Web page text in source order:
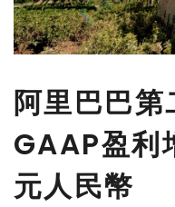
阿里巴巴
GAAP盈利
元人民幣